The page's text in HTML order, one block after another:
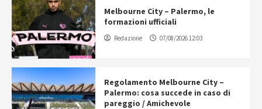
Melbourne City – Palermo, le
formazioni ufficiali
Redazione 07/08/2026 12:03
Regolamento Melbourne City –
Palermo: cosa succede in caso di
pareggio / Amichevole